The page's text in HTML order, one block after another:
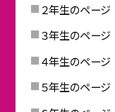
２年生のページ
３年生のページ
４年生のページ
５年生のページ